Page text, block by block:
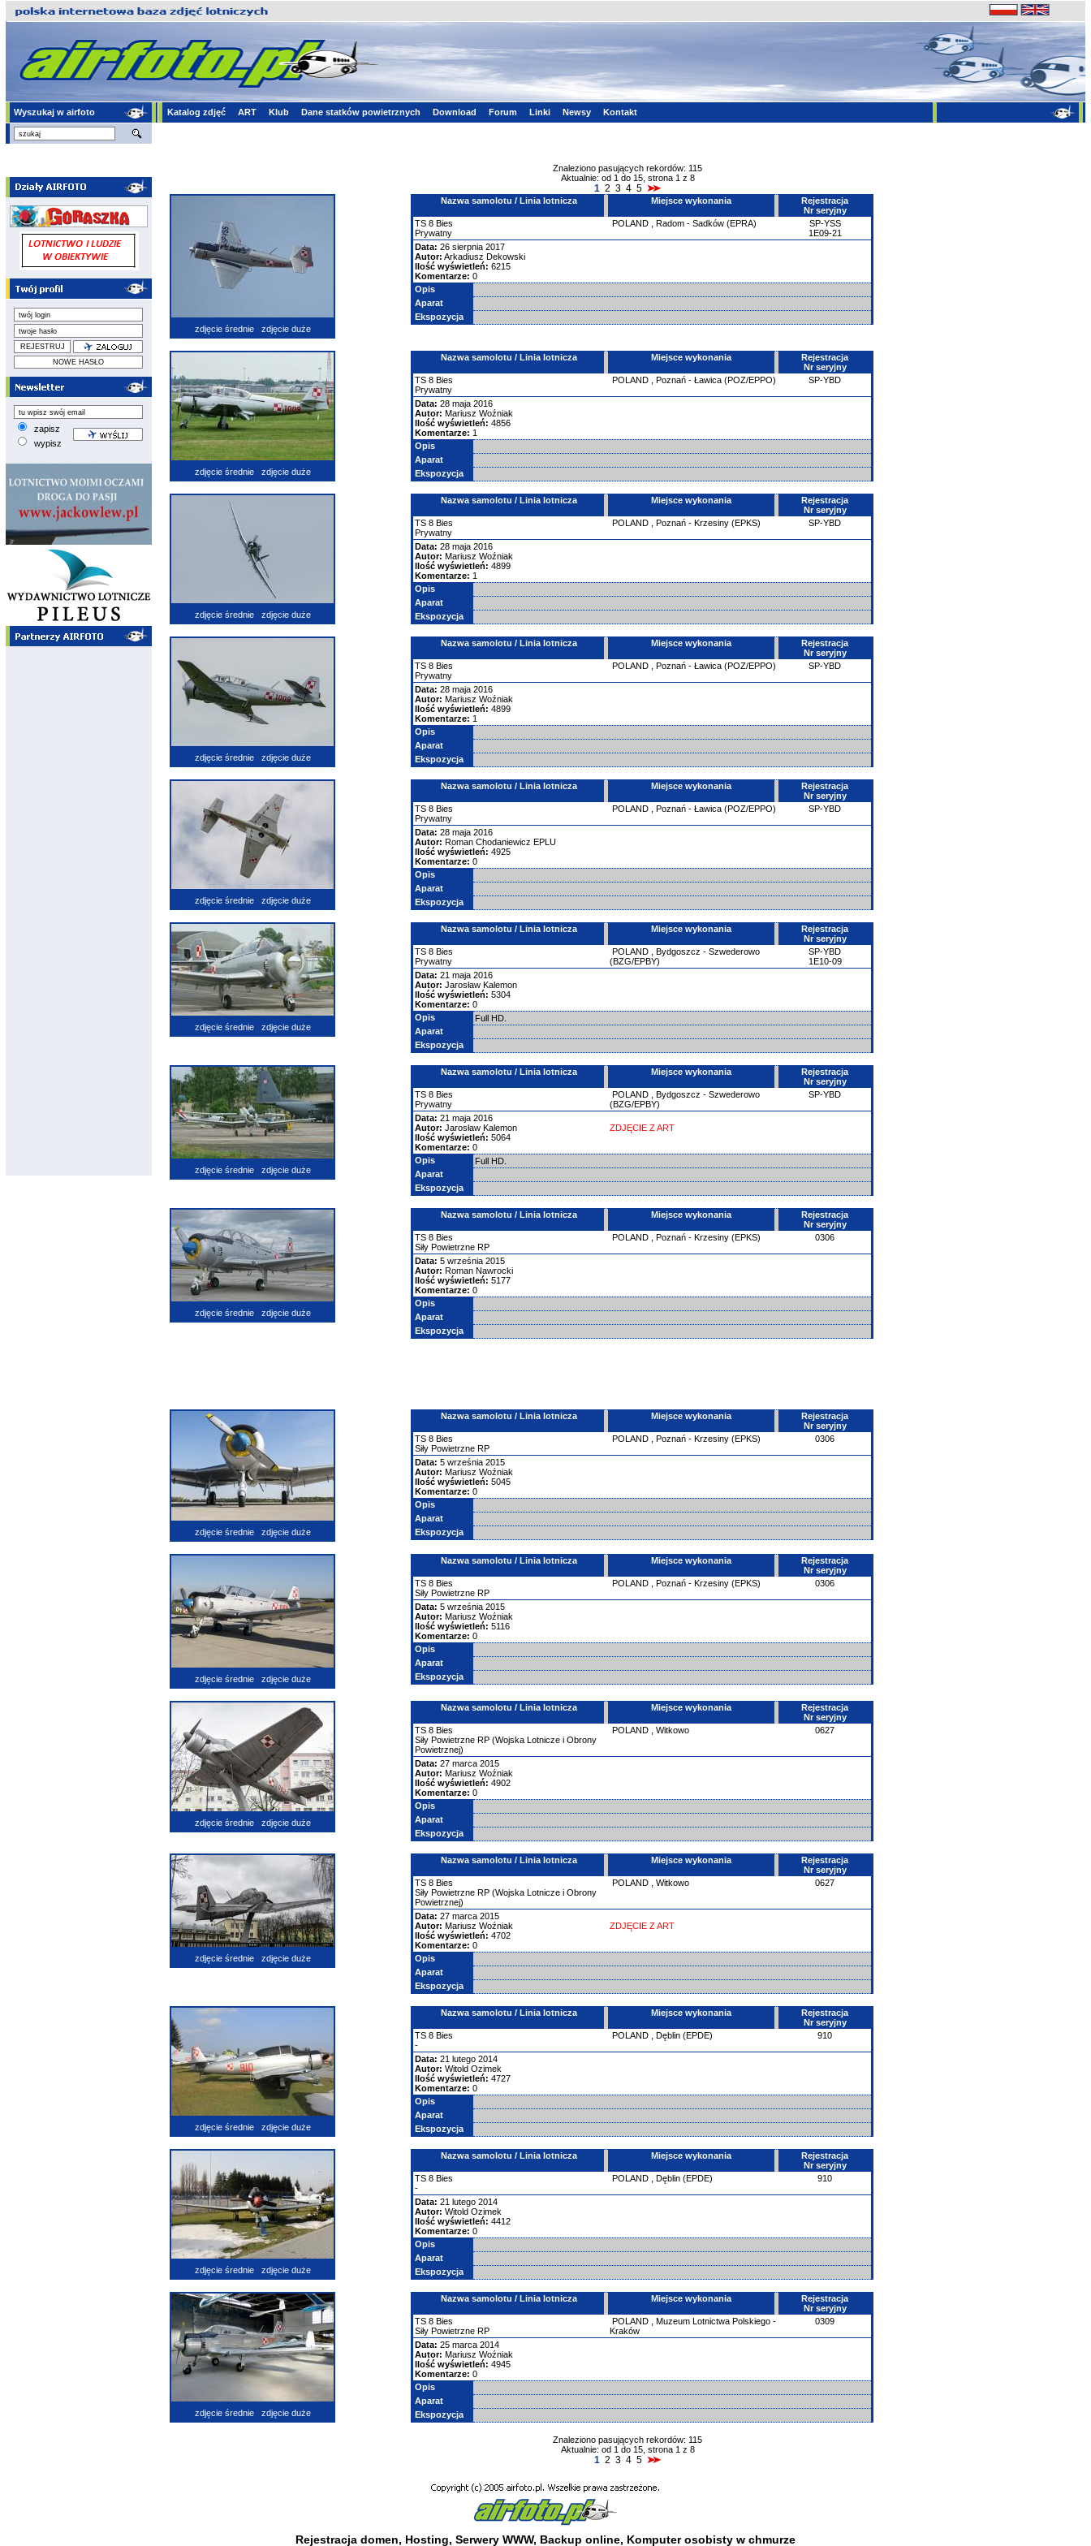
Wyszukaj w airfoto Katalog zdjęć ART Klub Dane statków powietrznych Download Forum Linki Newsy Kontakt
zapisz
wypisz
Znaleziono pasujących rekordów: 115
Aktualnie: od 1 do 15, strona 1 z 8
1 2 3 4 5
zdjęcie średnie zdjęcie duże
Nazwa samolotu / Linia lotnicza Miejsce wykonania
Rejestracja
Nr seryjny
TS 8 Bies
Prywatny
POLAND Radom - Sadków (EPRA)
SP-YSS
1E09-21
Data: 26 sierpnia 2017
Autor: Arkadiusz Dekowski
Ilość wyświetleń: 6215
Komentarze: 0
Opis
Aparat
Ekspozycja
zdjęcie średnie zdjęcie duże
Nazwa samolotu / Linia lotnicza Miejsce wykonania
Rejestracja
Nr seryjny
TS 8 Bies
Prywatny
POLAND Poznań - Ławica (POZ/EPPO) SP-YBD
Data: 28 maja 2016
Autor: Mariusz Woźniak
Ilość wyświetleń: 4856
Komentarze: 1
Opis
Aparat
Ekspozycja
zdjęcie średnie zdjęcie duże
Nazwa samolotu / Linia lotnicza Miejsce wykonania
Rejestracja
Nr seryjny
TS 8 Bies
Prywatny
POLAND Poznań - Krzesiny (EPKS) SP-YBD
Data: 28 maja 2016
Autor: Mariusz Woźniak
Ilość wyświetleń: 4899
Komentarze: 1
Opis
Aparat
Ekspozycja
zdjęcie średnie zdjęcie duże
Nazwa samolotu / Linia lotnicza Miejsce wykonania
Rejestracja
Nr seryjny
TS 8 Bies
Prywatny
POLAND Poznań - Ławica (POZ/EPPO) SP-YBD
Data: 28 maja 2016
Autor: Mariusz Woźniak
Ilość wyświetleń: 4899
Komentarze: 1
Opis
Aparat
Ekspozycja
zdjęcie średnie zdjęcie duże
Nazwa samolotu / Linia lotnicza Miejsce wykonania
Rejestracja
Nr seryjny
TS 8 Bies
Prywatny
POLAND Poznań - Ławica (POZ/EPPO) SP-YBD
Data: 28 maja 2016
Autor: Roman Chodaniewicz EPLU
Ilość wyświetleń: 4925
Komentarze: 0
Opis
Aparat
Ekspozycja
zdjęcie średnie zdjęcie duże
Nazwa samolotu / Linia lotnicza Miejsce wykonania
Rejestracja
Nr seryjny
TS 8 Bies
Prywatny
POLAND
Bydgoszcz - Szwederowo
(BZG/EPBY)
SP-YBD
1E10-09
Data: 21 maja 2016
Autor: Jarosław Kalemon
Ilość wyświetleń: 5304
Komentarze: 0
Opis
Full HD.
Aparat
Ekspozycja
zdjęcie średnie zdjęcie duże
Nazwa samolotu / Linia lotnicza Miejsce wykonania
Rejestracja
Nr seryjny
TS 8 Bies
Prywatny
POLAND
Bydgoszcz - Szwederowo
(BZG/EPBY)
SP-YBD
Data: 21 maja 2016
Autor: Jarosław Kalemon
Ilość wyświetleń: 5064
Komentarze: 0
ZDJĘCIE Z ART
Opis
Full HD.
Aparat
Ekspozycja
zdjęcie średnie zdjęcie duże
Nazwa samolotu / Linia lotnicza Miejsce wykonania
Rejestracja
Nr seryjny
TS 8 Bies
Siły Powietrzne RP
POLAND Poznań - Krzesiny (EPKS) 0306
Data: 5 września 2015
Autor: Roman Nawrocki
Ilość wyświetleń: 5177
Komentarze: 0
Opis
Aparat
Ekspozycja
zdjęcie średnie zdjęcie duże
Nazwa samolotu / Linia lotnicza Miejsce wykonania
Rejestracja
Nr seryjny
TS 8 Bies
Siły Powietrzne RP
POLAND Poznań - Krzesiny (EPKS) 0306
Data: 5 września 2015
Autor: Mariusz Woźniak
Ilość wyświetleń: 5045
Komentarze: 0
Opis
Aparat
Ekspozycja
zdjęcie średnie zdjęcie duże
Nazwa samolotu / Linia lotnicza Miejsce wykonania
Rejestracja
Nr seryjny
TS 8 Bies
Siły Powietrzne RP
POLAND Poznań - Krzesiny (EPKS) 0306
Data: 5 września 2015
Autor: Mariusz Woźniak
Ilość wyświetleń: 5116
Komentarze: 0
Opis
Aparat
Ekspozycja
zdjęcie średnie zdjęcie duże
Nazwa samolotu / Linia lotnicza Miejsce wykonania
Rejestracja
Nr seryjny
TS 8 Bies
Siły Powietrzne RP (Wojska Lotnicze i Obrony
Powietrznej)
POLAND Witkowo 0627
Data: 27 marca 2015
Autor: Mariusz Woźniak
Ilość wyświetleń: 4902
Komentarze: 0
Opis
Aparat
Ekspozycja
zdjęcie średnie zdjęcie duże
Nazwa samolotu / Linia lotnicza Miejsce wykonania
Rejestracja
Nr seryjny
TS 8 Bies
Siły Powietrzne RP (Wojska Lotnicze i Obrony
Powietrznej)
POLAND Witkowo 0627
Data: 27 marca 2015
Autor: Mariusz Woźniak
Ilość wyświetleń: 4702
Komentarze: 0
ZDJĘCIE Z ART
Opis
Aparat
Ekspozycja
zdjęcie średnie zdjęcie duże
Nazwa samolotu / Linia lotnicza Miejsce wykonania
Rejestracja
Nr seryjny
TS 8 Bies
-
POLAND Dęblin (EPDE) 910
Data: 21 lutego 2014
Autor: Witold Ozimek
Ilość wyświetleń: 4727
Komentarze: 0
Opis
Aparat
Ekspozycja
zdjęcie średnie zdjęcie duże
Nazwa samolotu / Linia lotnicza Miejsce wykonania
Rejestracja
Nr seryjny
TS 8 Bies
-
POLAND Dęblin (EPDE) 910
Data: 21 lutego 2014
Autor: Witold Ozimek
Ilość wyświetleń: 4412
Komentarze: 0
Opis
Aparat
Ekspozycja
zdjęcie średnie zdjęcie duże
Nazwa samolotu / Linia lotnicza Miejsce wykonania
Rejestracja
Nr seryjny
TS 8 Bies
Siły Powietrzne RP
POLAND
Muzeum Lotnictwa Polskiego -
Kraków
0309
Data: 25 marca 2014
Autor: Mariusz Woźniak
Ilość wyświetleń: 4945
Komentarze: 0
Opis
Aparat
Ekspozycja
Znaleziono pasujących rekordów: 115
Aktualnie: od 1 do 15, strona 1 z 8
1 2 3 4 5
Rejestracja domen, Hosting, Serwery WWW, Backup online, Komputer osobisty w chmurze